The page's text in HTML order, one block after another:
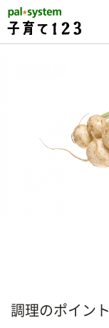
調理のポイント